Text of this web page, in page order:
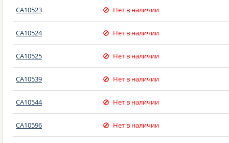
CA10523 Нет в наличии
CA10524 Нет в наличии
CA10525 Нет в наличии
CA10539 Нет в наличии
CA10544 Нет в наличии
CA10596 Нет в наличии